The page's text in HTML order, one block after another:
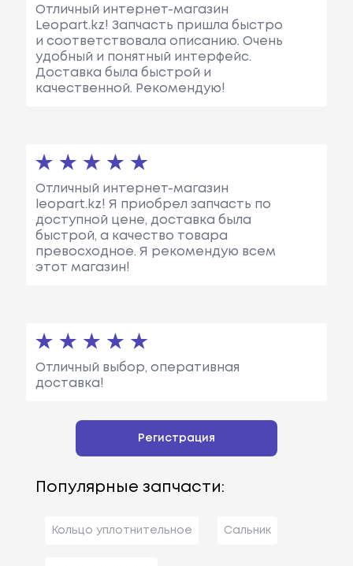
Отличный интернет-магазин
Leopart.kz! Запчасть пришла быстро
и соответствовала описанию. Очень
удобный и понятный интерфейс.
Доставка была быстрой и
качественной. Рекомендую!
Отличный интернет-магазин
leopart.kz! Я приобрел запчасть по
доступной цене, доставка была
быстрой, а качество товара
превосходное. Я рекомендую всем
этот магазин!
Отличный выбор, оперативная
доставка!
Регистрация
Популярные запчасти:
Кольцо уплотнительное Сальник